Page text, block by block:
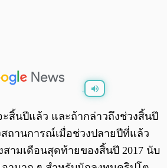
0:00 / 0:00
ะสิ้นปีแล้ว และถ้ากล่าวถึงช่วงสิ้นปี
ถานการณ์เมื่อช่วงปลายปีที่แล้ว
สามเดือนสุดท้ายของสิ้นปี 2017 นับ